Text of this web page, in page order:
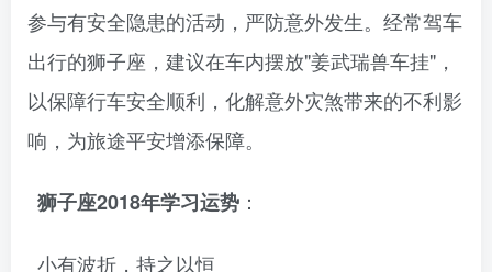
参与有安全隐患的活动，严防意外发生。经常驾车
出行的狮子座，建议在车内摆放"姜武瑞兽车挂"，
以保障行车安全顺利，化解意外灾煞带来的不利影
响，为旅途平安增添保障。
狮子座2018年学习运势 ：
小有波折，持之以恒